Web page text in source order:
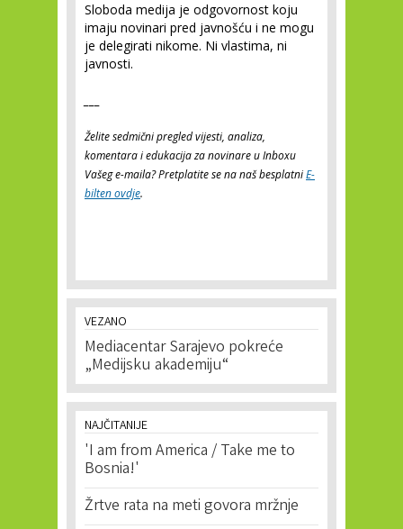
Sloboda medija je odgovornost koju
imaju novinari pred javnošću i ne mogu
je delegirati nikome. Ni vlastima, ni
javnosti.
Želite sedmični pregled vijesti, analiza,
komentara i edukacija za novinare u Inboxu
Vašeg e-maila? Pretplatite se na naš besplatniE-
bilten ovdje.
VEZANO
Mediacentar Sarajevo pokreće
„Medijsku akademiju“
NAJČITANIJE
'I am from America / Take me to
Bosnia!'
Žrtve rata na meti govora mržnje